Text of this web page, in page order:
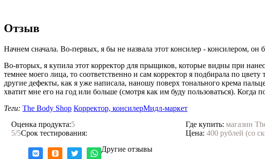
Отзыв
Начнем сначала. Во-первых, я бы не назвала этот консилер - консилером,
Во-вторых, я купила этот корректор для прыщиков, которые видны при
темнее моего лица, то соответственно и сам корректор я подбирала по
другие дефекты, как я уже написала, наношу поверх тонального крема
хватит мне его на год или больше (смотря как им буду пользоваться). Когда
Теги: The Body Shop Корректор, консилерМидл-маркет
Оценка продукта:5
5/5Срок тестирования:
Где купить: магазин
Цена: 400 рублей (со
Нравится!
Другие отзывы